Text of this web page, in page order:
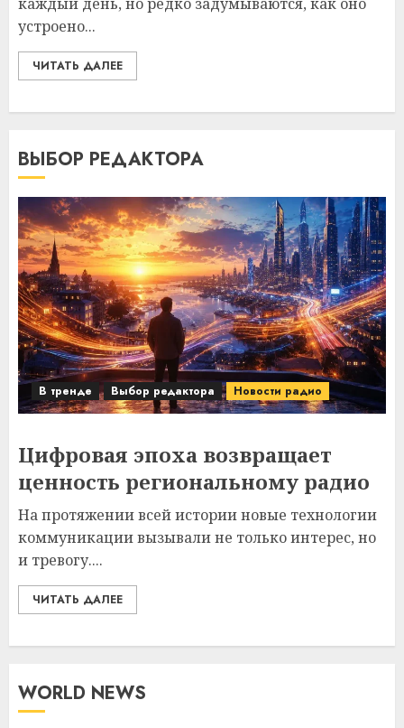
устроено...
ЧИТАТЬ ДАЛЕЕ
ВЫБОР РЕДАКТОРА
В тренде Выбор редактора Новости радио
Цифровая эпоха возвращает
ценность региональному радио
На протяжении всей истории новые технологии
коммуникации вызывали не только интерес, но
и тревогу....
ЧИТАТЬ ДАЛЕЕ
WORLD NEWS